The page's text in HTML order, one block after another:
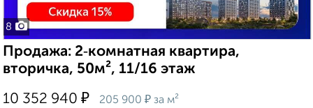
8
Продажа: 2‑комнатная квартира,
вторичка, 50м², 11/16 этаж
10 352 940 ₽ 205 900 ₽ за м²